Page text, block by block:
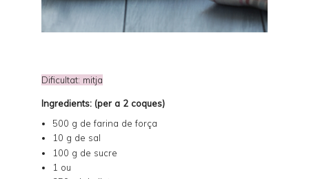
Dificultat: mitja
Ingredients: (per a 2 coques)
500 g de farina de força
10 g de sal
100 g de sucre
1 ou